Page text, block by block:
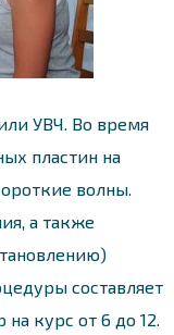
УВЧ. Во время
пластин на
волны.
а также
составляет
курс от 6 до 12.